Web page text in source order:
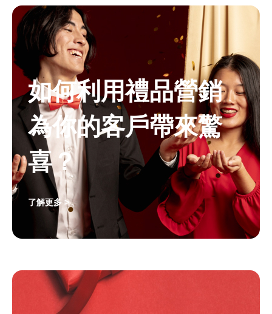
如何利用禮品營銷
為你的客戶帶來驚
喜？
了解更多 >